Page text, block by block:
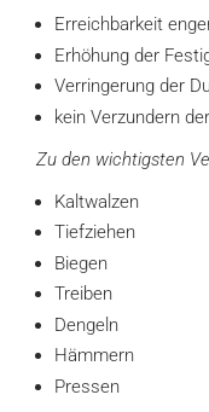
Erreichbarkeit
Erhöhung der
Verringerung der
kein Verzundern
Zu den wichtigsten
Kaltwalzen
Tiefziehen
Biegen
Treiben
Dengeln
Hämmern
Pressen